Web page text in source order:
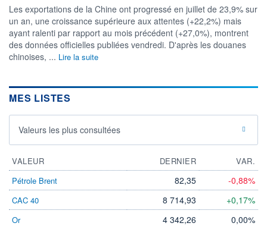
Les exportations de la Chine ont progressé en juillet de 23,9% sur
un an, une croissance supérieure aux attentes (+22,2%) mais
ayant ralenti par rapport au mois précédent (+27,0%), montrent
des données officielles publiées vendredi. D'après les douanes
chinoises, ... Lire la suite
MES LISTES
Valeurs les plus consultées
VALEUR DERNIER
VAR.
Pétrole Brent
82,35 -0,88%
CAC 40 8 714,93 +0,17%
Or 4 342,26 0,00%